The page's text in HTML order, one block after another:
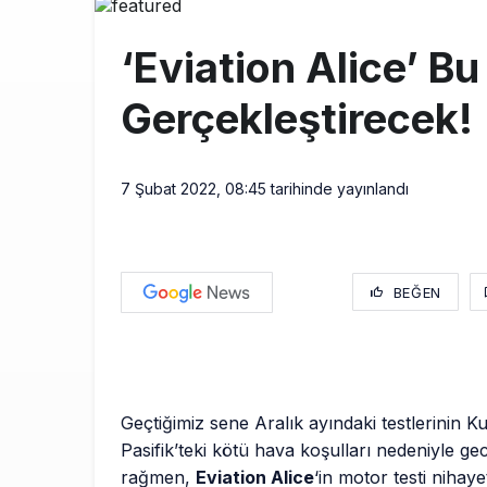
10:18 THY’nin
9:42 Pegasus,
‘Eviation Alice’
Gerçekleştirecek!
7 Şubat 2022, 08:45 tarihinde yayınlandı
BEĞEN
Geçtiğimiz sene Aralık ayındaki testlerinin
Pasifik’teki kötü hava koşulları nedeniyle
rağmen, Eviation Alice‘in motor testi